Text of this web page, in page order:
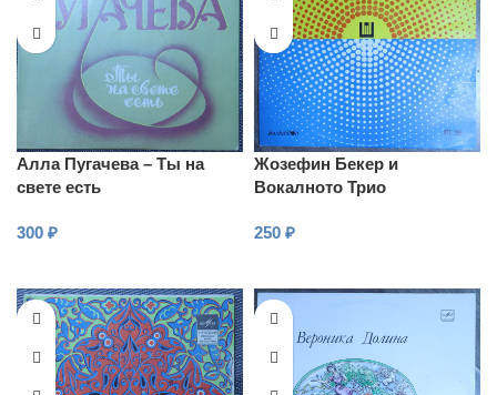
Алла Пугачева – Ты на
свете есть
300 ₽
Жозефин Бекер и
Вокалното Трио
Орфей ’70
250 ₽